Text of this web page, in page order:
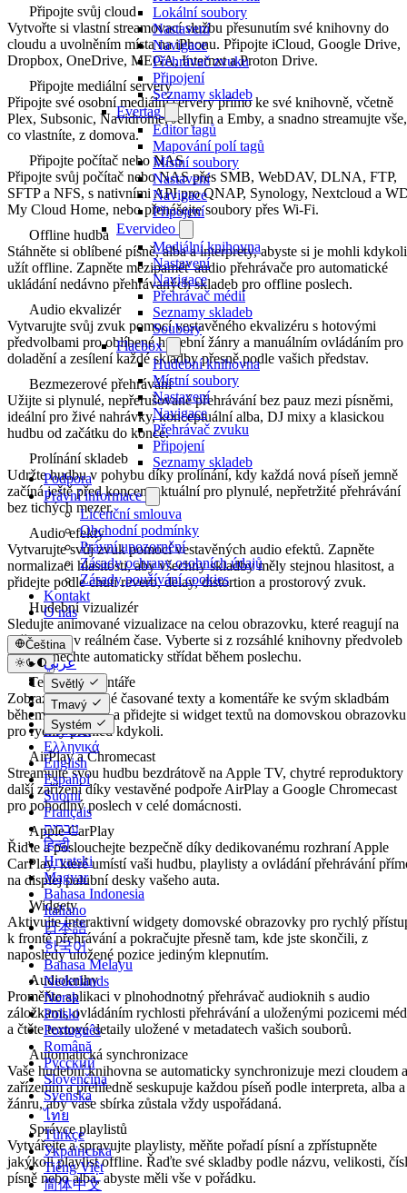
Lokální soubory
Nastavení
Navigace
Přehrávač zvuku
Připojení
Seznamy skladeb
Evertag
Editor tagů
Mapování polí tagů
Místní soubory
Nastavení
Navigace
Připojení
Evervideo
Mediální knihovna
Nastavení
Navigace
Přehrávač médií
Seznamy skladeb
Soubory
Flacbox
Hudební knihovna
Místní soubory
Nastavení
Navigace
Přehrávač zvuku
Připojení
Seznamy skladeb
Podpora
Právní informace
Licenční smlouva
Obchodní podmínky
Právní upozornění
Zásady ochrany osobních údajů
Zásady používání cookies
Kontakt
O nás
Čeština
عربي
Català
Čeština
Dansk
Deutsch
Ελληνικά
English
Español
Suomi
Français
עברית
हिन्दी
Hrvatski
Magyar
Bahasa Indonesia
Italiano
日本語
한국어
Bahasa Melayu
Nederlands
Norsk
Polski
Português
Română
Русский
Slovenčina
Svenska
ไทย
Türkçe
Українська
Tiếng Việt
简体中文
Světlý
Tmavý
Systém
Připojte svůj cloud
Vytvořte si vlastní streamovací službu přesunutím své knihovny do
cloudu a uvolněním místa na iPhonu. Připojte iCloud, Google Drive,
Dropbox, OneDrive, MEGA, Internxt a Proton Drive.
Připojte mediální servery
Připojte své osobní mediální servery přímo ke své knihovně, včetně
Plex, Subsonic, Navidrome, Jellyfin a Emby, a snadno streamujte vše,
co vlastníte, z domova.
Připojte počítač nebo NAS
Připojte svůj počítač nebo NAS přes SMB, WebDAV, DLNA, FTP,
SFTP a NFS, s nativními API pro QNAP, Synology, Nextcloud a
My Cloud Home, nebo přenášejte soubory přes Wi-Fi.
Offline hudba
Stáhněte si oblíbené písně, alba a interprety, abyste si je mohli kdykoli
užít offline. Zapněte mezipaměť audio přehrávače pro automatické
ukládání nedávno přehrávaných skladeb pro offline poslech.
Audio ekvalizér
Vytvarujte svůj zvuk pomocí vestavěného ekvalizéru s hotovými
předvolbami pro oblíbené hudební žánry a manuálním ovládáním pro
doladění a zesílení každé skladby přesně podle vašich představ.
Bezmezerové přehrávání
Užijte si plynulé, nepřerušované přehrávání bez pauz mezi písněmi,
ideální pro živé nahrávky, konceptuální alba, DJ mixy a klasickou
hudbu od začátku do konce.
Prolínání skladeb
Udržte hudbu v pohybu díky prolínání, kdy každá nová píseň jemně
začíná ještě před koncem aktuální pro plynulé, nepřetržité přehrávání
bez tichých mezer.
Audio efekty
Vytvarujte svůj zvuk pomocí vestavěných audio efektů. Zapněte
normalizaci hlasitosti, aby všechny skladby měly stejnou hlasitost, a
přidejte podle chuti reverb, delay, distortion a prostorový zvuk.
Hudební vizualizér
Sledujte animované vizualizace na celou obrazovku, které reagují na
vaši hudbu v reálném čase. Vyberte si z rozsáhlé knihovny předvoleb
nebo je nechte automaticky střídat během poslechu.
Texty a komentáře
Zobrazujte vložené časované texty a komentáře ke svým skladbám
během přehrávání a přidejte si widget textů na domovskou obrazovku
pro rychlý přehled kdykoli.
AirPlay a Chromecast
Streamujte svou hudbu bezdrátově na Apple TV, chytré reproduktory
další zařízení díky vestavěné podpoře AirPlay a Google Chromecast
pro pohodlný poslech v celé domácnosti.
Apple CarPlay
Řiďte a poslouchejte bezpečně díky dedikovanému rozhraní Apple
CarPlay, které umístí vaši hudbu, playlisty a ovládání přehrávání
na displej palubní desky vašeho auta.
Widgety
Aktivujte interaktivní widgety domovské obrazovky pro rychlý
k frontě přehrávání a pokračujte přesně tam, kde jste skončili, z
naposledy uložené pozice jediným klepnutím.
Audioknihy
Proměňte aplikaci v plnohodnotný přehrávač audioknih s audio
záložkami, ovládáním rychlosti přehrávání a uloženými pozicemi
a čtěte textové detaily uložené v metadatech vašich souborů.
Automatická synchronizace
Vaše hudební knihovna se automaticky synchronizuje mezi cloudem a
zařízením a přehledně seskupuje každou píseň podle interpreta, alba a
žánru, aby vaše sbírka zůstala vždy uspořádaná.
Správce playlistů
Vytvářejte a spravujte playlisty, měňte pořadí písní a zpřístupněte
jakýkoli playlist offline. Řaďte své skladby podle názvu, velikosti,
písně nebo alba, abyste měli vše v pořádku.